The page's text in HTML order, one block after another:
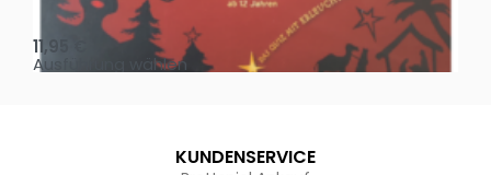
Oh, heilige Nacht!
11,95
Ausführung wählen
KUNDENSERVICE